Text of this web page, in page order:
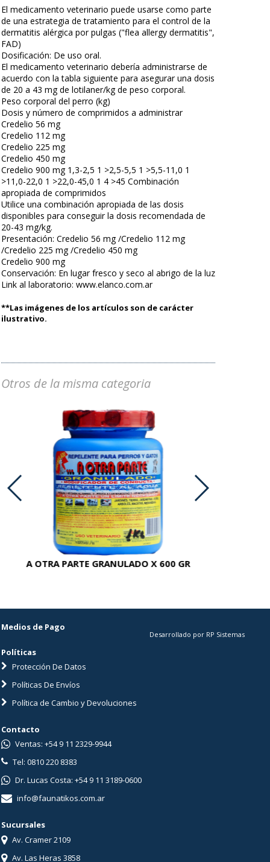
El medicamento veterinario puede usarse como parte
de una estrategia de tratamiento para el control de la
dermatitis alérgica por pulgas ("flea allergy dermatitis",
FAD)
Dosificación: De uso oral.
El medicamento veterinario debería administrarse de
acuerdo con la tabla siguiente para asegurar una dosis
de 20 a 43 mg de lotilaner/kg de peso corporal.
Peso corporal del perro (kg)
Dosis y número de comprimidos a administrar
Credelio 56 mg
Credelio 112 mg
Credelio 225 mg
Credelio 450 mg
Credelio 900 mg 1,3-2,5 1 >2,5-5,5 1 >5,5-11,0 1
>11,0-22,0 1 >22,0-45,0 1 4 >45 Combinación
apropiada de comprimidos
Utilice una combinación apropiada de las dosis
disponibles para conseguir la dosis recomendada de
20-43 mg/kg.
Presentación: Credelio 56 mg /Credelio 112 mg
/Credelio 225 mg /Credelio 450 mg
Credelio 900 mg
Conservación: En lugar fresco y seco al abrigo de la luz
Link al laboratorio: www.elanco.com.ar
**Las imágenes de los artículos son de carácter
ilustrativo.
Otros de la misma categoria
A OTRA PARTE GRANULADO X 600 GR
Medios de Pago
Políticas
Protección De Datos
Políticas De Envíos
Política de Cambio y Devoluciones
Desarrollado por RP Sistemas
Contacto
Ventas: +54 9 11 2329-9944
Tel: 0810 220 8383
Dr. Lucas Costa: +54 9 11 3189-0600
info@faunatikos.com.ar
Sucursales
Av. Cramer 2109
Av. Las Heras 3858